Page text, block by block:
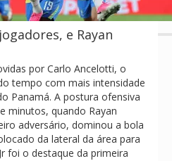
e Rayan
por Carlo Ancelotti, o
tempo com mais intensidade
Panamá. A postura ofensiva
minutos, quando Rayan
adversário, dominou a bola
da lateral da área para
foi o destaque da primeira